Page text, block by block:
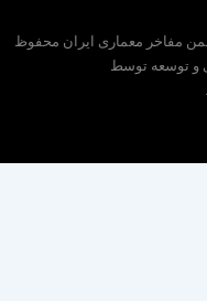
معماری ایران محفوظ